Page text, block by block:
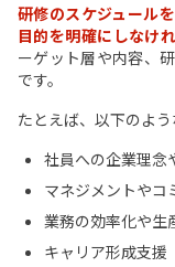
研修のスケジュール
目的を明確にしなけ
ーゲット層や内容、
です。
たとえば、以下のよう
社員への企業理念
マネジメントやコ
業務の効率化や生
キャリア形成支援